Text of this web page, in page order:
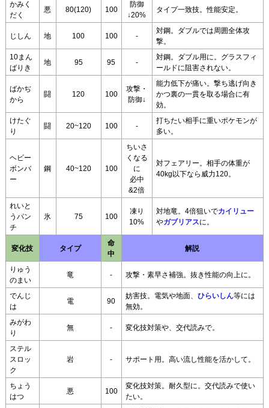
かみく
だく
悪 80(120) 100
防御
↓20%
タイプ一致技。性能安定。
じしん 地 100 100 -
対鋼。ダブルでは周囲全体攻
撃。
10まん
ばりき
地 95 95 -
対鋼。ダブル用に。グラスフィ
ールドに阻害されない。
ばかぢ
から
闘 120 100
攻撃・
防御↓
能力低下が痛い。撃ち逃げ向き
かつ裏の一貫を取る場合に有
効。
けたぐ
り
闘 20~120 100 -
打ちたい相手に重いポケモンが
多い。
ヘビー
ボンバ
ー
鋼 40~120 100
ちいさ
くなる
に
必中
&2倍
対フェアリー。相手の体重が
40kg以下なら威力120。
れいと
うパン
チ
氷 75 100
凍り
10%
対地竜。4倍狙いでカイリュー
やガブリアスに。
変化技 タイプ
命
中
解説
りゅう
のまい
竜 - 攻撃・素早さ補強。抜き性能の向上に。
でんじ
は
電 90
妨害技。電気や地面、 ひらいしん等には
無効。
みがわ
り
無 - 変化技対策や、交代読みで。
ステル
スロッ
ク
岩 - サポート用。高い流し性能を活かして。
ちょう
はつ
悪 100
変化技対策。耐久型に。交代読みで使い
たい。